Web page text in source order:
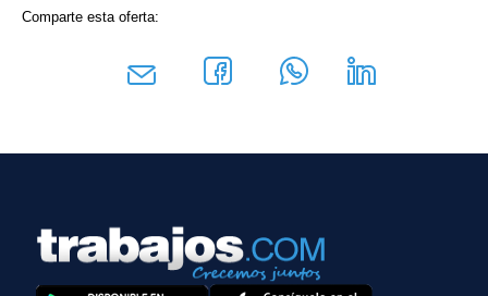
Comparte esta oferta: